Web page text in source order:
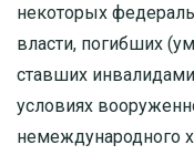
некоторых
власти, погибших
ставших
условиях
немеждународного